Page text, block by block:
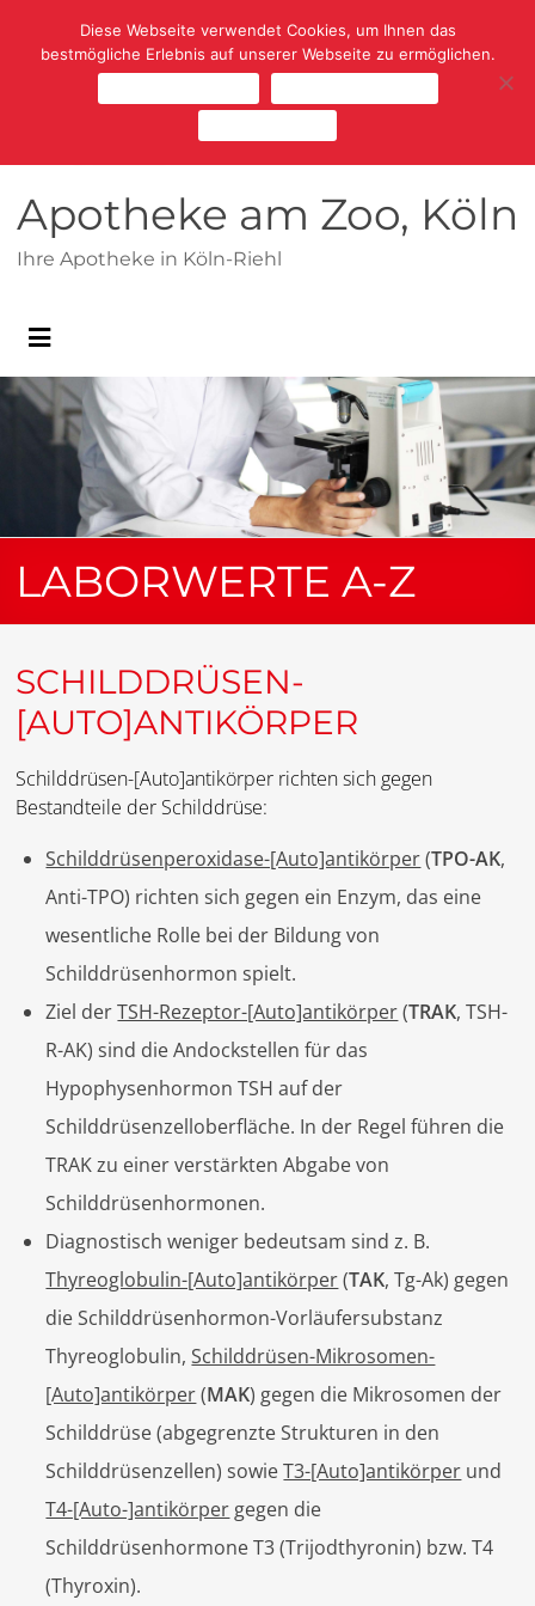
Apotheke am Zoo, Köln
Ihre Apotheke in Köln-Riehl
LABORWERTE A-Z
SCHILDDRÜSEN-
[AUTO]ANTIKÖRPER
Schilddrüsen-[Auto]antikörper richten sich gegen
Bestandteile der Schilddrüse:
Schilddrüsenperoxidase-[Auto]antikörper(TPO-AK,
Anti-TPO) richten sich gegen ein Enzym, das eine
wesentliche Rolle bei der Bildung von
Schilddrüsenhormon spielt.
Ziel derTSH-Rezeptor-[Auto]antikörper(TRAK, TSH-
R-AK) sind die Andockstellen für das
Hypophysenhormon TSH auf der
Schilddrüsenzelloberfläche. In der Regel führen die
TRAK zu einer verstärkten Abgabe von
Schilddrüsenhormonen.
Diagnostisch weniger bedeutsam sind z. B.
Thyreoglobulin-[Auto]antikörper(TAK, Tg-Ak) gegen
die Schilddrüsenhormon-Vorläufersubstanz
Thyreoglobulin,Schilddrüsen-Mikrosomen-
[Auto]antikörper(MAK) gegen die Mikrosomen der
Schilddrüse (abgegrenzte Strukturen in den
Schilddrüsenzellen) sowieT3-[Auto]antikörper und
T4-[Auto-]antikörper gegen die
Schilddrüsenhormone T3 (Trijodthyronin) bzw. T4
(Thyroxin).
Diese Webseite verwendet Cookies, um Ihnen das
bestmögliche Erlebnis auf unserer Webseite zu ermöglichen.